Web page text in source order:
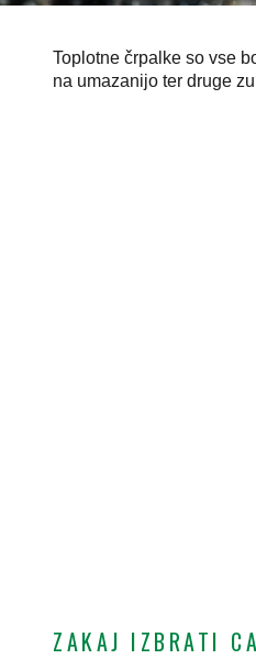
Toplotne črpalke so vse
na umazanijo ter druge
ZAKAJ IZBRATI